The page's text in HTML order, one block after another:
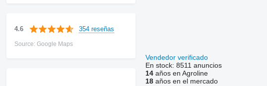
4.6 354 reseñas
Source: Google Maps
Vendedor verificado
En stock: 8511 anuncios
14años en Agroline
18años en el mercado